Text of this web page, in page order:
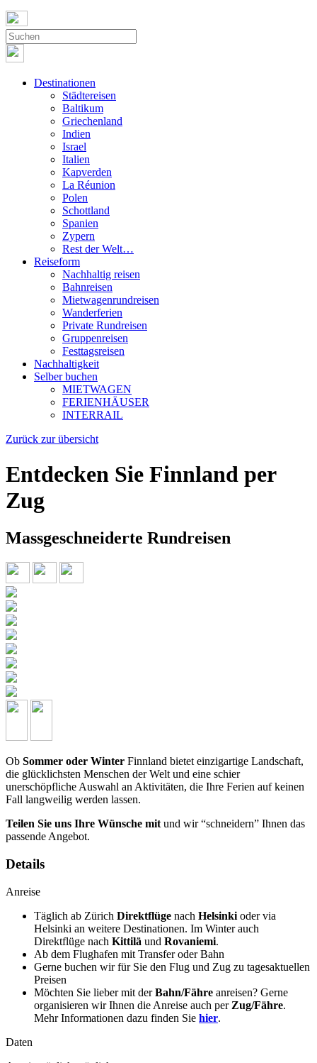
Destinationen
Städtereisen
Baltikum
Griechenland
Indien
Israel
Italien
Kapverden
La Réunion
Polen
Schottland
Spanien
Zypern
Rest der Welt…
Reiseform
Nachhaltig reisen
Bahnreisen
Mietwagenrundreisen
Wanderferien
Private Rundreisen
Gruppenreisen
Festtagsreisen
Nachhaltigkeit
Selber buchen
MIETWAGEN
FERIENHÄUSER
INTERRAIL
Zurück zur übersicht
Entdecken Sie Finnland per
Zug
Massgeschneiderte Rundreisen
Ob Sommer oder Winter Finnland bietet einzigartige Landschaft,
die glücklichsten Menschen der Welt und eine schier
unerschöpfliche Auswahl an Aktivitäten, die Ihre Ferien auf keinen
Fall langweilig werden lassen.
Teilen Sie uns Ihre Wünsche mit und wir “schneidern” Ihnen das
passende Angebot.
Details
Anreise
Täglich ab Zürich Direktflüge nach Helsinki oder via
Helsinki an weitere Destinationen. Im Winter auch
Direktflüge nach Kittilä und Rovaniemi.
Ab dem Flughafen mit Transfer oder Bahn
Gerne buchen wir für Sie den Flug und Zug zu tagesaktuellen
Preisen
Möchten Sie lieber mit derBahn/Fähre anreisen? Gerne
organisieren wir Ihnen die Anreise auch per Zug/Fähre.
Mehr Informationen dazu finden Sie hier.
Daten